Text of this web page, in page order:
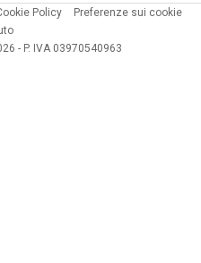
Policy
Preferenze sui cookie
- P. IVA 03970540963